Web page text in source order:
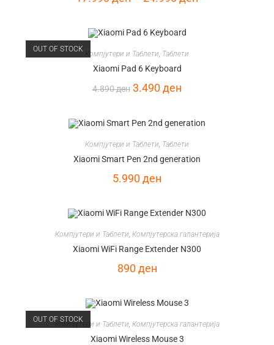
OUT OF STOCK
Компјутери и Таблети, Таблети
Xiaomi Pad 6 Keyboard
4.890ден 3.490ден
Компјутери и Таблети Таблети
Xiaomi Smart Pen 2nd generation
5.990ден
Компјутери и Таблети, Компјутерска галантерија
Xiaomi WiFi Range Extender N300
890ден
OUT OF STOCK
Компјутери и Таблети, Компјутерска галантерија
Xiaomi Wireless Mouse 3